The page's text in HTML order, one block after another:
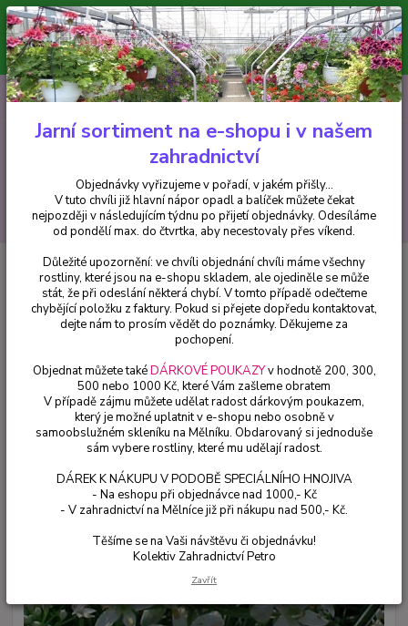
Minimální hodnota pro odeslání z e-shopu je 300 Kč.
V tuto chvíli již hlavní nápor objednávek opadl a balíček můžete čekat
nejpozději v následujícím týdnu po přijetí objednávky. Objednávky
vyřizujeme v pořadí, v jakém přišly...
CZK
Hledat
+420 602 223 614 0ks
za0 Kč
Bylinky a léčivky Pažitka čínská (Allium tuberosum) - 1 ks
Pažitka čínská (Allium
tuberosum) - 1 ks
Jarní sortiment na e-shopu i v našem
zahradnictví
Objednávky vyřizujeme v pořadí, v jakém přišly...
V tuto chvíli již hlavní nápor opadl a balíček můžete čekat
nejpozději v následujícím týdnu po přijetí objednávky. Odesíláme
od pondělí max. do čtvrtka, aby necestovaly přes víkend.
Důležité upozornění: ve chvíli objednání chvíli máme všechny
rostliny, které jsou na e-shopu skladem, ale ojediněle se může
stát, že při odeslání některá chybí. V tomto případě odečteme
chybějící položku z faktury. Pokud si přejete dopředu kontaktovat,
dejte nám to prosím vědět do poznámky. Děkujeme za
pochopení.
Objednat můžete takéDÁRKOVÉ POUKAZYv hodnotě 200, 300,
500 nebo 1000 Kč, které Vám zašleme obratem
V případě zájmu můžete udělat radost dárkovým poukazem,
který je možné uplatnit v e-shopu nebo osobně v
samoobslužném skleníku na Mělníku. Obdarovaný si jednoduše
sám vybere rostliny, které mu udělají radost.
DÁREK K NÁKUPU V PODOBĚ SPECIÁLNÍHO HNOJIVA
- Na eshopu při objednávce nad 1000,- Kč
- V zahradnictví na Mělníce již při nákupu nad 500,- Kč.
Těšíme se na Vaši návštěvu či objednávku!
Kolektiv Zahradnictví Petro
Zavřít